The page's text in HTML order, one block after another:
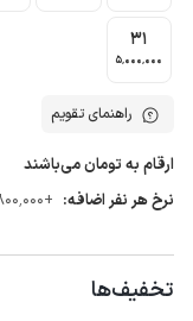
31
5٬000٬000
راهنمای تقویم
ارقام به تومان می‌باشند
نرخ هر نفر اضافه: +800٬000 تومان / بیشتر از 4 نفر
تخفیف‌ها